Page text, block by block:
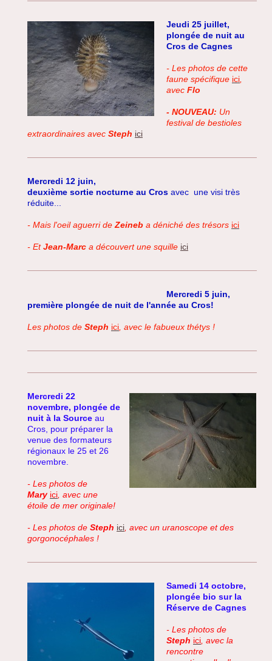
Jeudi 25 juillet,
plongée de nuit au
Cros de Cagnes
- Les photos de cette
faune spécifique ici
avec Flo
- NOUVEAU: Un
festival de bestioles
extraordinaires avec Steph ici
Mercredi 12 juin,
deuxième sortie nocturne au Cros avec une visi très
réduite...
- Mais l'oeil aguerri de Zeineb a déniché des trésors ici
- EtJean-Marc a découvert une squille ici
Mercredi 5 juin,
première plongée de nuit de l'année au Cros!
Les photos de Steph ici , avec le fabueux thétys !
Mercredi 22
novembre, plongée de
nuit à la Source au
Cros, pour préparer la
venue des formateurs
régionaux le 25 et 26
novembre.
- Les photos de
Mary ici , avec une
étoile de mer originale!
- Les photos de Steph ici , avec un uranoscope et des
gorgonocéphales !
Samedi 14 octobre,
plongée bio sur la
Réserve de Cagnes
- Les photos de
Steph ici , avec la
rencontre